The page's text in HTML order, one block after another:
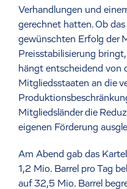
Verhandlungen und
gerechnet hatten. Ob
gewünschten Erfolg der
Preisstabilisierung
hängt entscheidend von
Mitgliedsstaaten an die
Mitgliedsländer die
eigenen Förderung
Am Abend gab das
1,2 Mio. Barrel pro Tag
auf 32,5 Mio. Barrel